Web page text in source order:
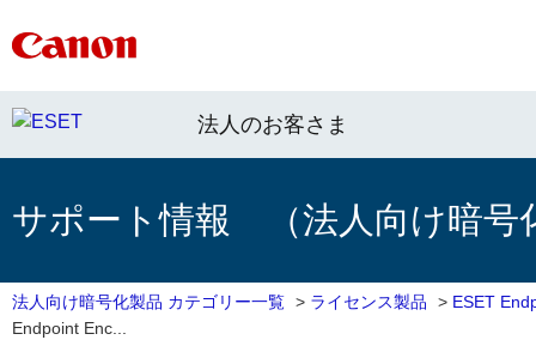
法人のお客さま
サポート情報 （法人向け暗号
法人向け暗号化製品 カテゴリー一覧 > ライセンス製品 > ESET
Endpoint Enc...